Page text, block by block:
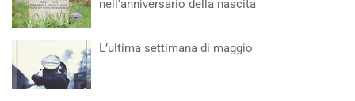
nell’anniversario della nascita
L’ultima settimana di maggio